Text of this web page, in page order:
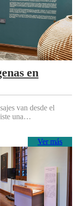
en
van desde el
una…
Ver más